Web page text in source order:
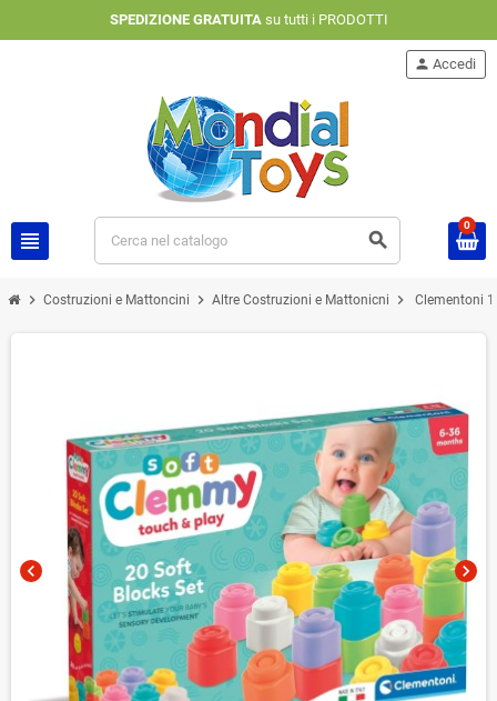
SPEDIZIONE GRATUITAsu tutti i PRODOTTI
view_headline search
person Accedi
0
chevron_right Costruzioni e Mattoncini chevron_right Altre Costruzioni e Mattonicni chevron_right Clementoni
chevron_left chevron_right